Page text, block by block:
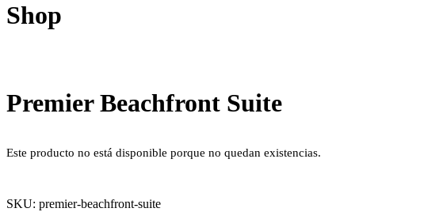
Shop
Premier Beachfront Suite
Este producto no está disponible porque no quedan existencias.
SKU: premier-beachfront-suite